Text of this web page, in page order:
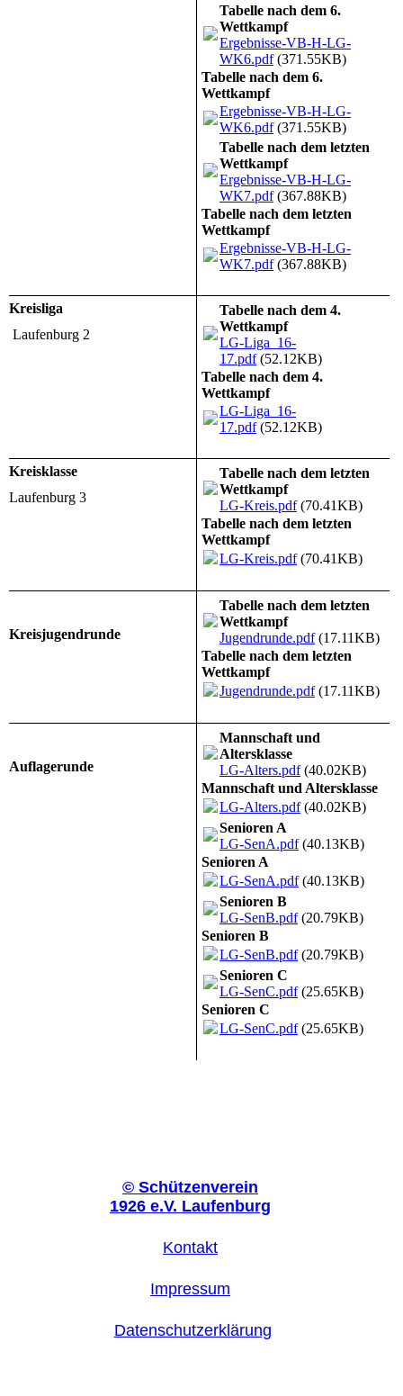
Tabelle nach dem 6.
Wettkampf
Ergebnisse-VB-H-LG-
WK6.pdf(371.55KB)
Tabelle nach dem 6.
Wettkampf
Ergebnisse-VB-H-LG-
WK6.pdf(371.55KB)
Tabelle nach dem letzten
Wettkampf
Ergebnisse-VB-H-LG-
WK7.pdf(367.88KB)
Tabelle nach dem letzten
Wettkampf
Ergebnisse-VB-H-LG-
WK7.pdf(367.88KB)
Kreisliga
Laufenburg 2
Tabelle nach dem 4.
Wettkampf
LG-Liga_16-
17.pdf(52.12KB)
Tabelle nach dem 4.
Wettkampf
LG-Liga_16-
17.pdf(52.12KB)
Kreisklasse
Laufenburg 3
Tabelle nach dem letzten
Wettkampf
LG-Kreis.pdf(70.41KB)
Tabelle nach dem letzten
Wettkampf
LG-Kreis.pdf(70.41KB)
Kreisjugendrunde
Tabelle nach dem letzten
Wettkampf
Jugendrunde.pdf(17.11KB)
Tabelle nach dem letzten
Wettkampf
Jugendrunde.pdf(17.11KB)
Auflagerunde
Mannschaft und
Altersklasse
LG-Alters.pdf(40.02KB)
Mannschaft und Altersklasse
LG-Alters.pdf(40.02KB)
Senioren A
LG-SenA.pdf(40.13KB)
Senioren A
LG-SenA.pdf(40.13KB)
Senioren B
LG-SenB.pdf(20.79KB)
Senioren B
LG-SenB.pdf(20.79KB)
Senioren C
LG-SenC.pdf(25.65KB)
Senioren C
LG-SenC.pdf(25.65KB)
© Schützenverein
1926 e.V. Laufenburg
Kontakt
Impressum
Datenschutzerklärung